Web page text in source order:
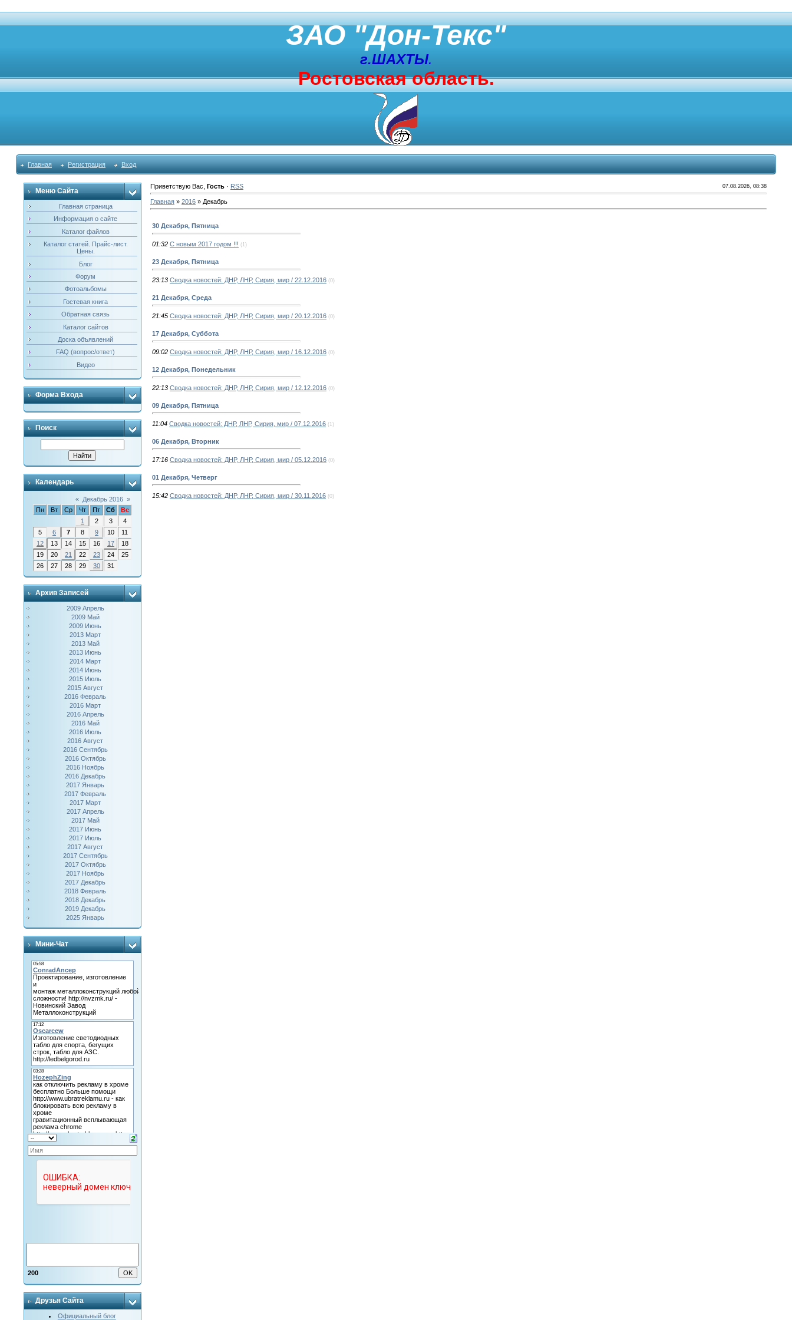
ЗАО "Дон-Текс"
г.ШАХТЫ.
Ростовская область.
Главная Регистрация Вход
Меню Сайта
Главная страница
Информация о сайте
Каталог файлов
Каталог статей. Прайс-лист.
Цены.
Блог
Форум
Фотоальбомы
Гостевая книга
Обратная связь
Каталог сайтов
Доска объявлений
FAQ (вопрос/ответ)
Видео
Форма Входа
Поиск
Календарь
« Декабрь 2016 »
Пн
Вт Ср Чт Пт Сб
Вс
1
2 3
4
5
6 7 8 9 10
11
12
13 14 15 16 17
18
19
20 21 22 23 24
25
26
27 28 29 30 31
Архив Записей
2009 Апрель
2009 Май
2009 Июнь
2013 Март
2013 Май
2013 Июнь
2014 Март
2014 Июнь
2015 Июль
2015 Август
2016 Февраль
2016 Март
2016 Апрель
2016 Май
2016 Июль
2016 Август
2016 Сентябрь
2016 Октябрь
2016 Ноябрь
2016 Декабрь
2017 Январь
2017 Февраль
2017 Март
2017 Апрель
2017 Май
2017 Июнь
2017 Июль
2017 Август
2017 Сентябрь
2017 Октябрь
2017 Ноябрь
2017 Декабрь
2018 Февраль
2018 Декабрь
2019 Декабрь
2025 Январь
Мини-Чат
200
Друзья Сайта
Официальный блог
Приветствую Вас Гость· RSS 07.08.2026, 08:38
Главная» 2016 » Декабрь
30 Декабря, Пятница
01:32 С новым 2017 годом !!! (1)
23 Декабря, Пятница
23:13 Сводка новостей: ДНР, ЛНР, Сирия, мир / 22.12.2016 (0)
21 Декабря, Среда
21:45 Сводка новостей: ДНР, ЛНР, Сирия, мир / 20.12.2016 (0)
17 Декабря, Суббота
09:02 Сводка новостей: ДНР, ЛНР, Сирия, мир / 16.12.2016 (0)
12 Декабря, Понедельник
22:13 Сводка новостей: ДНР, ЛНР, Сирия, мир / 12.12.2016 (0)
09 Декабря, Пятница
11:04 Сводка новостей: ДНР, ЛНР, Сирия, мир / 07.12.2016 (1)
06 Декабря, Вторник
17:16 Сводка новостей: ДНР, ЛНР, Сирия, мир / 05.12.2016 (0)
01 Декабря, Четверг
15:42 Сводка новостей: ДНР, ЛНР, Сирия, мир / 30.11.2016 (0)